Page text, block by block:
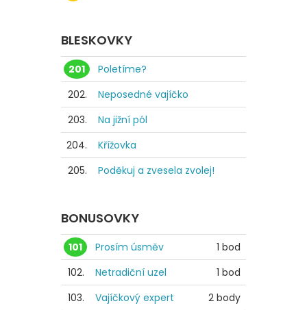
BLESKOVKY
201
Poletíme?
202.
Neposedné vajíčko
203.
Na jižní pól
204.
Křížovka
205.
Poděkuj a zvesela zvolej!
BONUSOVKY
101 Prosím úsměv
1 bod
102.
Netradiční uzel
1 bod
103.
Vajíčkový expert
2 body